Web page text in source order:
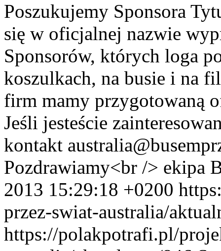
Poszukujemy Sponsora
się w oficjalnej nazwie
Sponsorów, których loga
koszulkach, na busie i na
firm mamy przygotowaną
Jeśli jesteście
kontakt
Pozdrawiamy<br /> ekipa
2013 15:29:18 +0200
przez-swiat-australia/
https://polakpotrafi.pl/